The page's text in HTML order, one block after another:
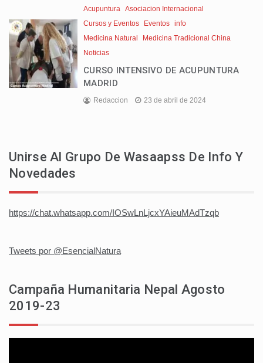
Acupuntura
Asociacion Internacional
Cursos y Eventos
Eventos info
Medicina Natural
Medicina Tradicional China
Noticias
CURSO INTENSIVO DE ACUPUNTURA
MADRID
Redaccion 23 de abril de 2024
Unirse Al Grupo De Wasaapss De Info Y
Novedades
https://chat.whatsapp.com/IOSwLnLjcxYAieuMAdTzqb
Tweets por @EsencialNatura
Campaña Humanitaria Nepal Agosto
2019-23